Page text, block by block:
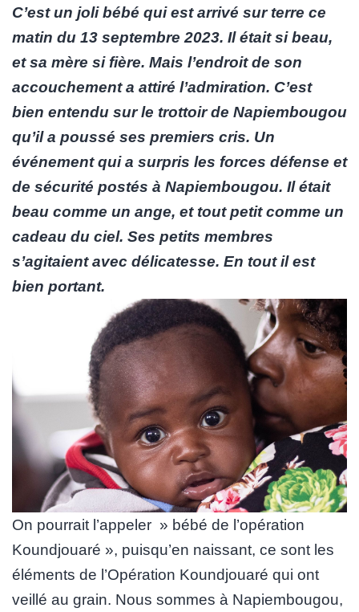
C’est un joli bébé qui est arrivé sur terre ce
matin du 13 septembre 2023. Il était si beau,
et sa mère si fière. Mais l’endroit de son
accouchement a attiré l’admiration. C’est
bien entendu sur le trottoir de Napiembougou
qu’il a poussé ses premiers cris. Un
événement qui a surpris les forces défense et
de sécurité postés à Napiembougou. Il était
beau comme un ange, et tout petit comme un
cadeau du ciel. Ses petits membres
s’agitaient avec délicatesse. En tout il est
bien portant.
On pourrait l’appeler » bébé de l’opération
Koundjouaré », puisqu’en naissant, ce sont les
éléments de l’Opération Koundjouaré qui ont
veillé au grain. Nous sommes à Napiembougou,